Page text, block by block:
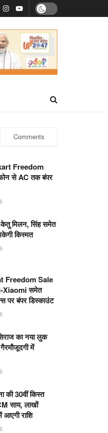
Comments
Freedom
से AC तक बंपर
मिलन, सिंह समेत
किस्मत
Freedom Sale
समेत
पर बंपर डिस्काउंट
का नया लुक
में
की 30वीं किस्त
साय, लाखों
राशि